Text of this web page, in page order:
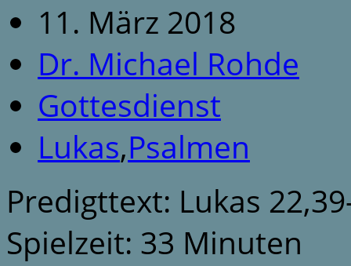
11. März 2018
Dr. Michael Rohde
Gottesdienst
Lukas,Psalmen
Predigttext: Lukas
Spielzeit: 33 Minuten